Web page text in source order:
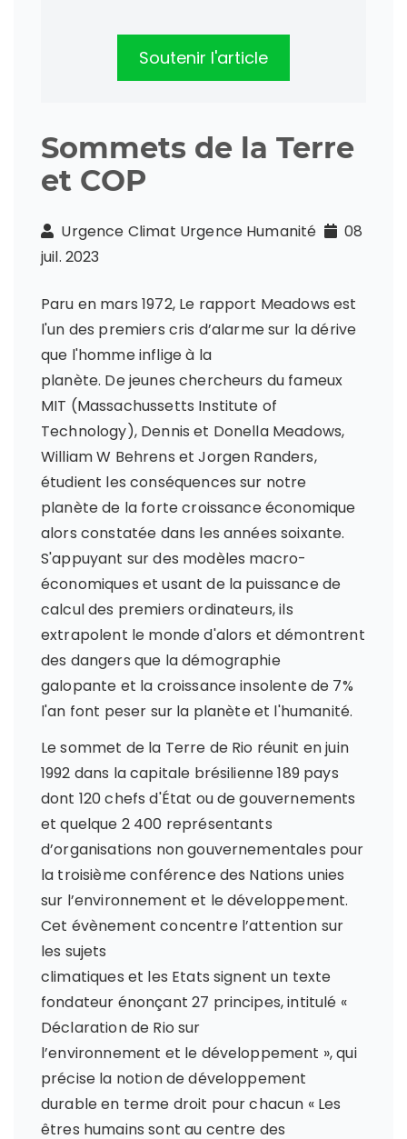
Soutenir l'article
Sommets de la Terre
et COP
Urgence Climat Urgence Humanité
08
juil. 2023
Paru en mars 1972, Le rapport Meadows est
l'un des premiers cris d’alarme sur la dérive
que l'homme inflige à la
planète. De jeunes chercheurs du fameux
MIT (Massachussetts Institute of
Technology), Dennis et Donella Meadows,
William W Behrens et Jorgen Randers,
étudient les conséquences sur notre
planète de la forte croissance économique
alors constatée dans les années soixante.
S'appuyant sur des modèles macro-
économiques et usant de la puissance de
calcul des premiers ordinateurs, ils
extrapolent le monde d'alors et démontrent
des dangers que la démographie
galopante et la croissance insolente de 7%
l'an font peser sur la planète et l'humanité.
Le sommet de la Terre de Rio réunit en juin
1992 dans la capitale brésilienne 189 pays
dont 120 chefs d'État ou de gouvernements
et quelque 2 400 représentants
d’organisations non gouvernementales pour
la troisième conférence des Nations unies
sur l’environnement et le développement.
Cet évènement concentre l’attention sur
les sujets
climatiques et les Etats signent un texte
fondateur énonçant 27 principes, intitulé «
Déclaration de Rio sur
l’environnement et le développement », qui
précise la notion de développement
durable en terme droit pour chacun « Les
êtres humains sont au centre des